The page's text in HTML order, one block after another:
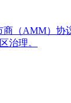
商（AMM）
治理。